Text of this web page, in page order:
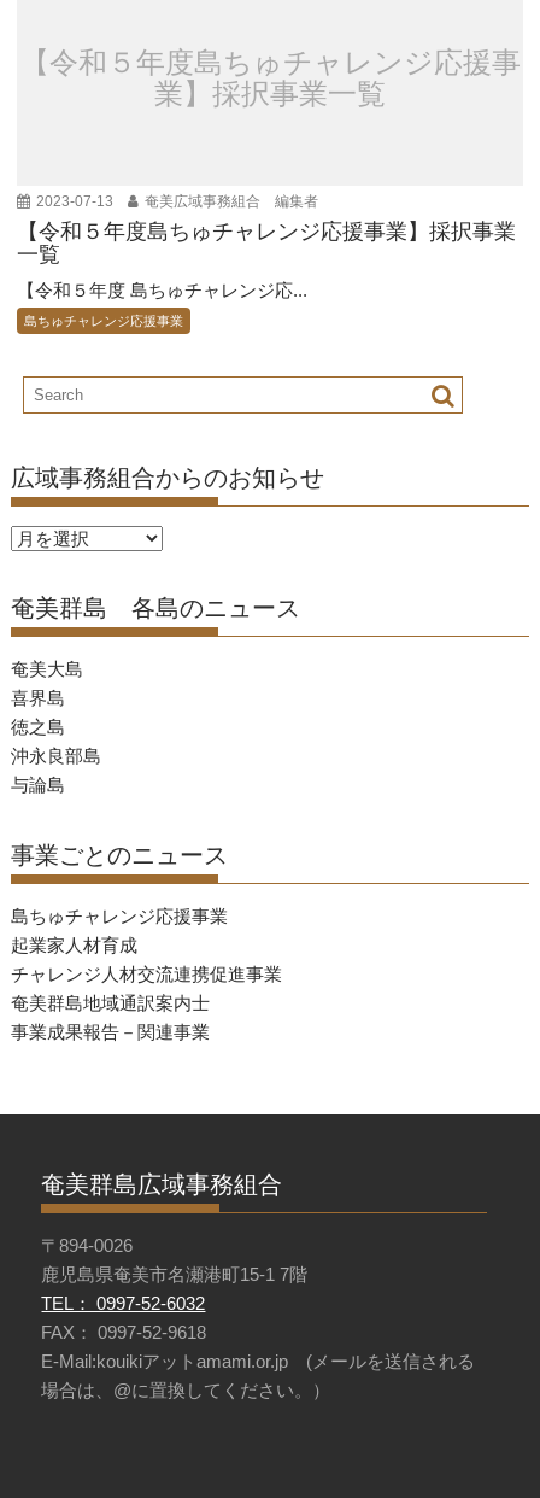
【令和５年度島ちゅチャレンジ応援事
業】採択事業一覧
2023-07-13 奄美広域事務組合 編集者
【令和５年度島ちゅチャレンジ応援事業】採択事業
一覧
【令和５年度 島ちゅチャレンジ応...
島ちゅチャレンジ応援事業
広域事務組合からのお知らせ
広
事
務
合
か
ら
の
お
ら
せ
奄美群島 各島のニュース
奄美大島
喜界島
徳之島
沖永良部島
与論島
事業ごとのニュース
島ちゅチャレンジ応援事業
起業家人材育成
チャレンジ人材交流連携促進事業
奄美群島地域通訳案内士
事業成果報告－関連事業
奄美群島広域事務組合
〒894-0026
鹿児島県奄美市名瀬港町15-1 7階
TEL： 0997-52-6032
FAX： 0997-52-9618
E-Mail:kouikiアットamami.or.jp (メールを送信される
場合は、@に置換してください。）